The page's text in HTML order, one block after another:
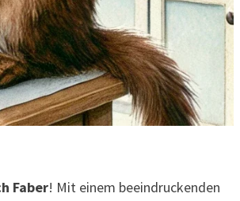
Faber! Mit einem beeindruckenden